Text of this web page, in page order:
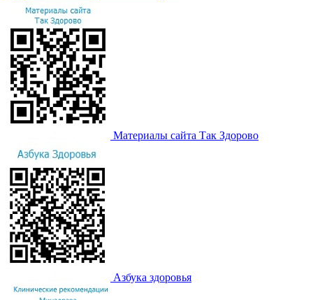
Материалы сайта Так Здорово
Азбука здоровья